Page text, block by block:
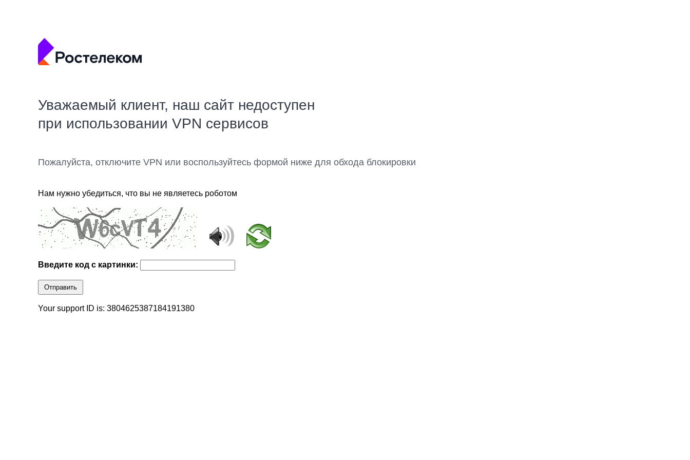
Уважаемый клиент, наш сайт недоступен
при использовании VPN сервисов
Пожалуйста, отключите VPN или воспользуйтесь формой ниже для обхода блокировки
Нам нужно убедиться, что вы не являетесь роботом
Введите код с картинки:
Отправить
Your support ID is: 3804625387184191380